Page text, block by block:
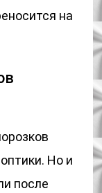
на
Но и
после